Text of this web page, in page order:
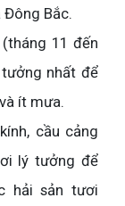
Bắc.
11 đến
nhất để
ít mưa.
cầu cảng
lý tưởng để
hải sản tươi